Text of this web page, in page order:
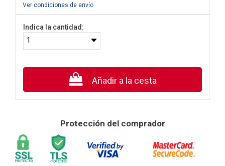
Ver condiciones de envío
Indica la cantidad:
Añadir a la cesta
Protección del comprador